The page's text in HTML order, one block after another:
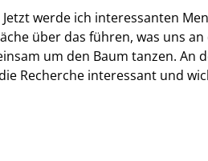
werde ich interessanten
über das führen, was uns
um den Baum tanzen. An
Recherche interessant und